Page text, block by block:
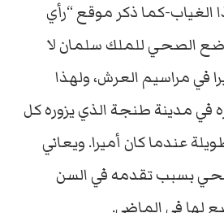
الغياب-كما ذكر موقع “رأي
الصحي للملك سلمان لا
في مراسيم العرش، ولهذا
في مدينة طنجة الذي يزوره كل
عندما كان أميرا. ويعاني
بسبب تقدمه في السن
لها في الماضي.